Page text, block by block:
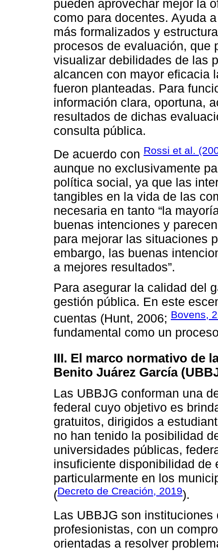
pueden aprovechar mejor la
como para docentes. Ayuda
más formalizados y
procesos de evaluación, que
visualizar debilidades de las
alcancen con mayor eficacia
fueron planteadas. Para
información clara, oportuna,
resultados de dichas
consulta pública.
De acuerdo con Rossi et al.
aunque no exclusivamente
política social, ya que las
tangibles en la vida de las
necesaria en tanto “la
buenas intenciones y
para mejorar las situaciones
embargo, las buenas
a mejores resultados”.
Para asegurar la calidad del
gestión pública. En este
cuentas (Hunt, 2006; Bovens,
fundamental como un
III. El marco normativo de
Benito Juárez García
Las UBBJG conforman una
federal cuyo objetivo es
gratuitos, dirigidos a
no han tenido la posibilidad
universidades públicas,
insuficiente disponibilidad
particularmente en los
(Decreto de Creación, 2019).
Las UBBJG son
profesionistas, con un
orientadas a resolver